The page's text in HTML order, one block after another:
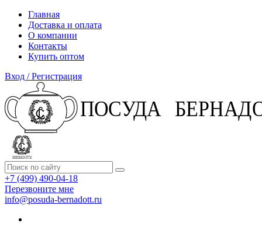
Главная
Доставка и оплата
О компании
Контакты
Купить оптом
Вход / Регистрация
+7 (499) 490-04-18
Перезвоните мне
info@posuda-bernadott.ru